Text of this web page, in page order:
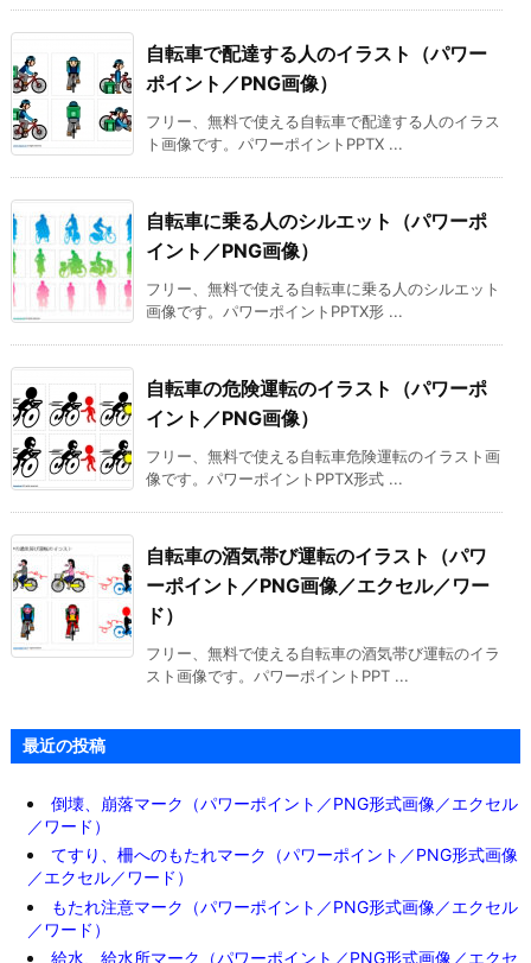
自転車で配達する人のイラスト（パワー
ポイント／PNG画像）
フリー、無料で使える自転車で配達する人のイラス
ト画像です。パワーポイントPPTX ...
自転車に乗る人のシルエット（パワーポ
イント／PNG画像）
フリー、無料で使える自転車に乗る人のシルエット
画像です。パワーポイントPPTX形 ...
自転車の危険運転のイラスト（パワーポ
イント／PNG画像）
フリー、無料で使える自転車危険運転のイラスト画
像です。パワーポイントPPTX形式 ...
自転車の酒気帯び運転のイラスト（パワ
ーポイント／PNG画像／エクセル／ワー
ド）
フリー、無料で使える自転車の酒気帯び運転のイラ
スト画像です。パワーポイントPPT ...
最近の投稿
倒壊、崩落マーク（パワーポイント／PNG形式画像／エクセル
／ワード）
てすり、柵へのもたれマーク（パワーポイント／PNG形式画像
／エクセル／ワード）
もたれ注意マーク（パワーポイント／PNG形式画像／エクセル
／ワード）
給水、給水所マーク（パワーポイント／PNG形式画像／エクセ